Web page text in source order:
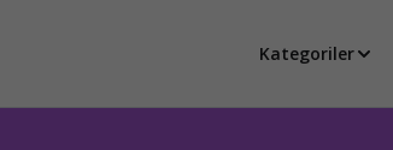
Kategoriler